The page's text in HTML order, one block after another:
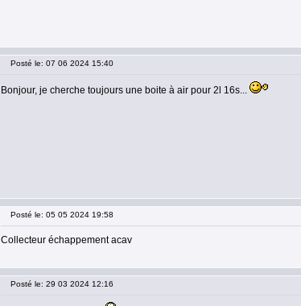
Posté le: 07 06 2024 15:40
Bonjour, je cherche toujours une boite à air pour 2l 16s...
Posté le: 05 05 2024 19:58
Collecteur échappement acav
Posté le: 29 03 2024 12:16